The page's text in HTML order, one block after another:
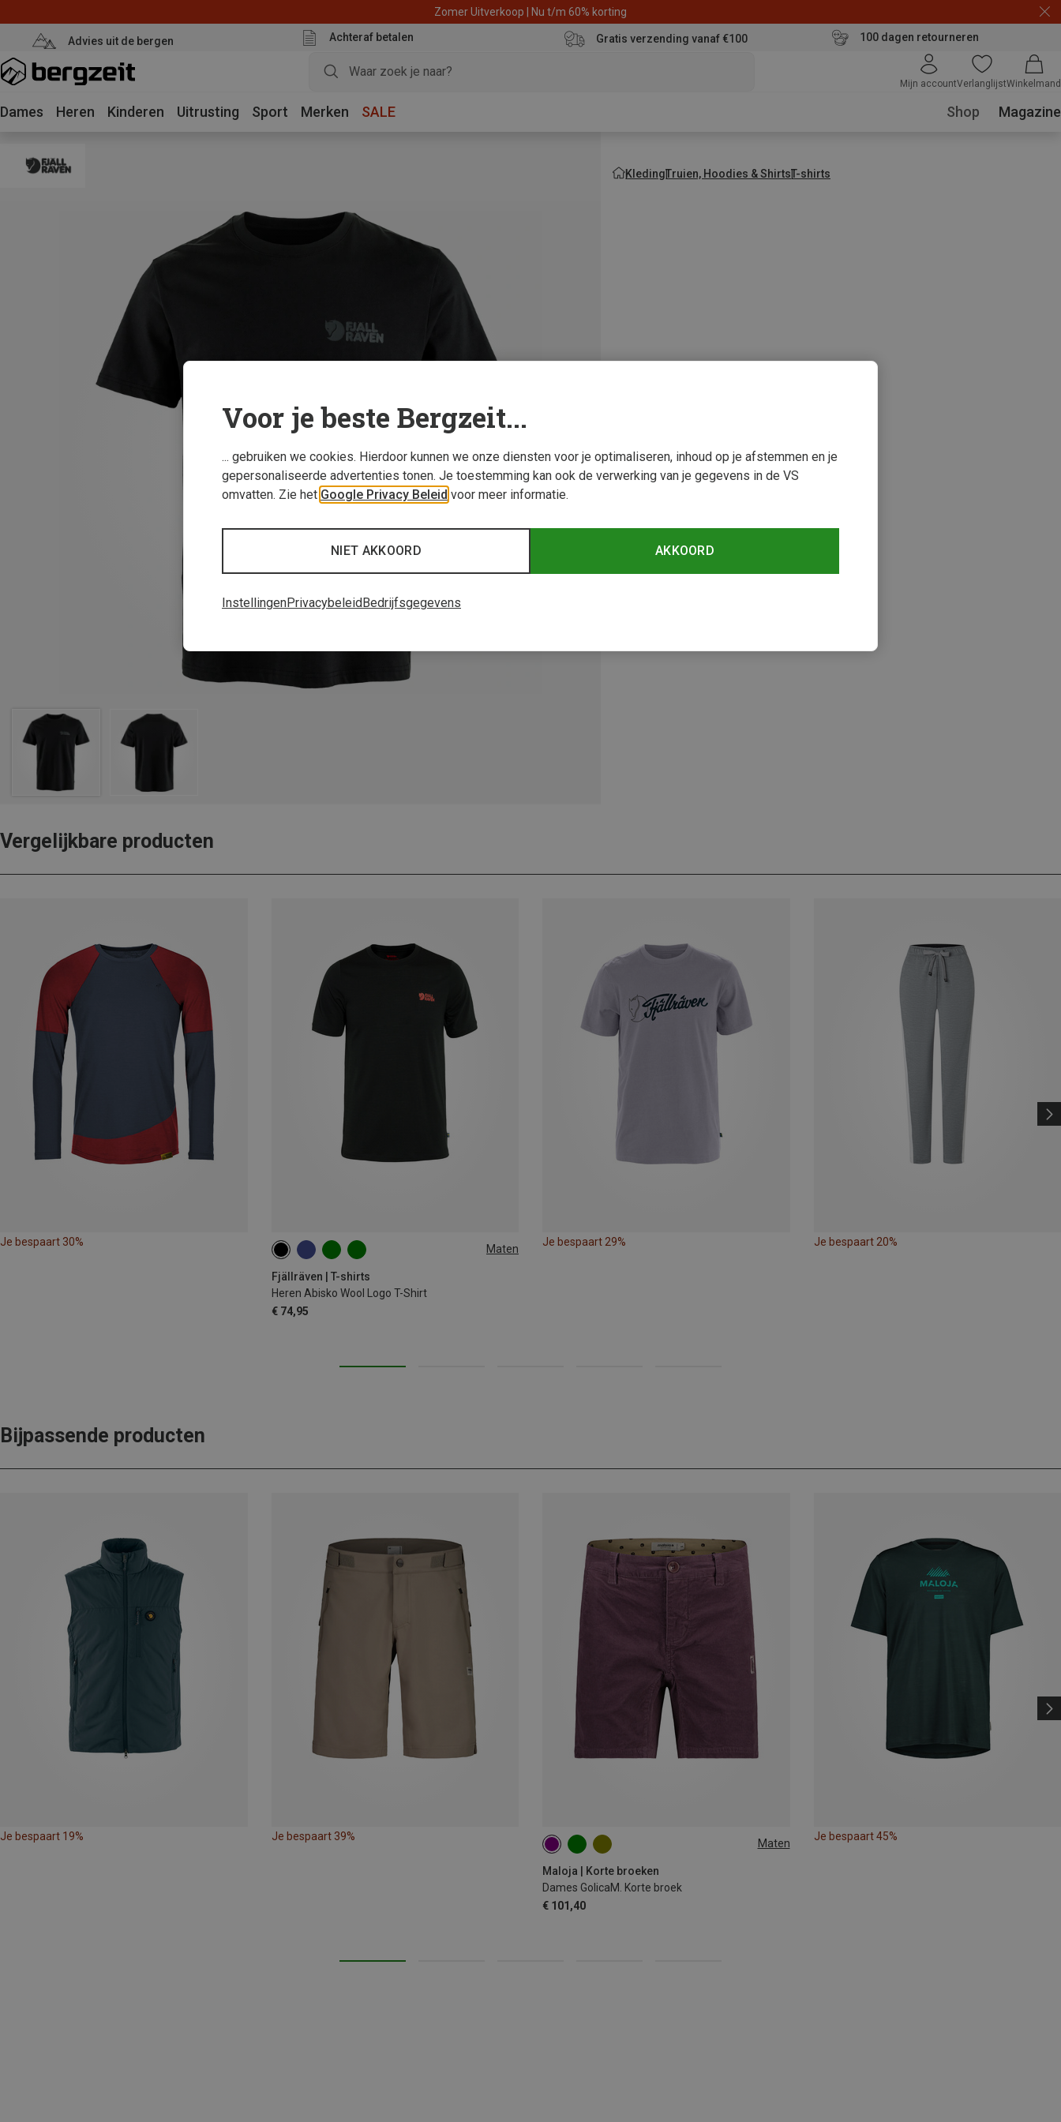
Zomer Uitverkoop | Nu t/m 60% korting
Advies uit de bergen Achteraf betalen Gratis verzending vanaf €100 100 dagen retourneren
Mijn accountVerlanglijstWinkelmand
Dames Heren Kinderen Uitrusting Sport Merken SALE Shop Magazine
KledingTruien, Hoodies & ShirtsT-shirts
Vergelijkbare producten
Je bespaart 30%
Maten
Fjällräven | T-shirts
Heren Abisko Wool Logo T-Shirt
€ 74,95
S M XL
Je bespaart 29% Je bespaart 20%
Bijpassende producten
Je bespaart 19% Je bespaart 39%
Maten
Maloja | Korte broeken
Dames GolicaM. Korte broek
€ 101,40
XS S M
Je bespaart 45%
Voor je beste Bergzeit...
... gebruiken we cookies. Hierdoor kunnen we onze diensten voor je optimaliseren, inhoud op je afstemmen en je
gepersonaliseerde advertenties tonen. Je toestemming kan ook de verwerking van je gegevens in de VS
omvatten. Zie het Google Privacy Beleid voor meer informatie.
AKKOORD
NIET AKKOORD
InstellingenPrivacybeleid Bedrijfsgegevens